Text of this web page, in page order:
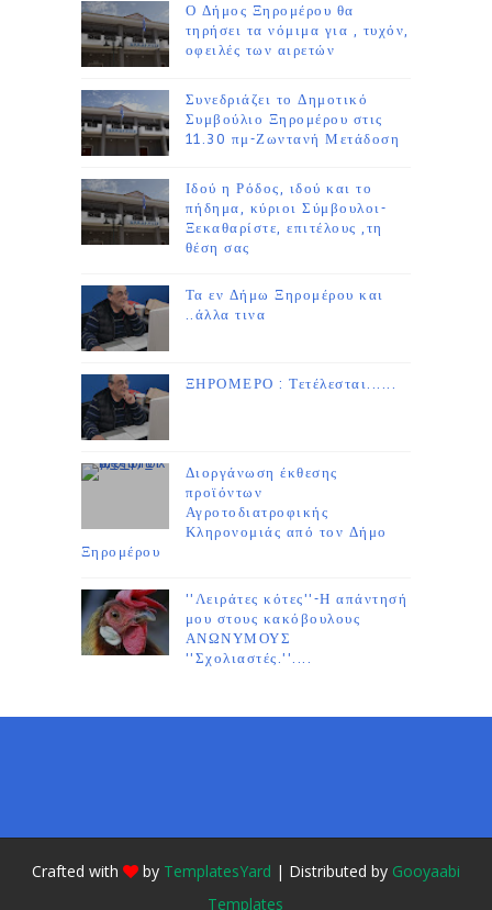
Ο Δήμος Ξηρομέρου θα
τηρήσει τα νόμιμα για , τυχόν,
οφειλές των αιρετών
Συνεδριάζει το Δημοτικό
Συμβούλιο Ξηρομέρου στις
11.30 πμ-Ζωντανή Μετάδοση
Ιδού η Ρόδος, ιδού και το
πήδημα, κύριοι Σύμβουλοι-
Ξεκαθαρίστε, επιτέλους ,τη
θέση σας
Τα εν Δήμω Ξηρομέρου και
..άλλα τινα
ΞΗΡΟΜΕΡΟ : Τετέλεσται......
Διοργάνωση έκθεσης
προϊόντων
Αγροτοδιατροφικής
Κληρονομιάς από τον Δήμο
Ξηρομέρου
''Λειράτες κότες''-Η απάντησή
μου στους κακόβουλους
ΑΝΩΝΥΜΟΥΣ
''Σχολιαστές.''....
Crafted with by TemplatesYard | Distributed by Gooyaabi
Templates